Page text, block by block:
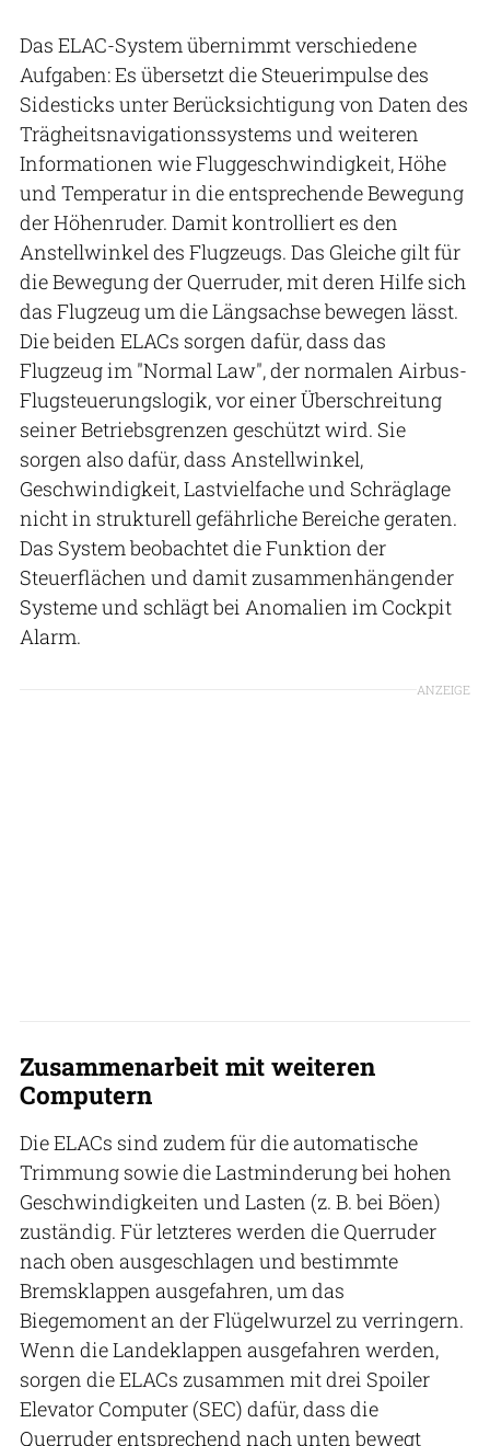
Das ELAC-System übernimmt verschiedene
Aufgaben: Es übersetzt die Steuerimpulse des
Sidesticks unter Berücksichtigung von Daten des
Trägheitsnavigationssystems und weiteren
Informationen wie Fluggeschwindigkeit, Höhe
und Temperatur in die entsprechende Bewegung
der Höhenruder. Damit kontrolliert es den
Anstellwinkel des Flugzeugs. Das Gleiche gilt für
die Bewegung der Querruder, mit deren Hilfe sich
das Flugzeug um die Längsachse bewegen lässt.
Die beiden ELACs sorgen dafür, dass das
Flugzeug im "Normal Law", der normalen Airbus-
Flugsteuerungslogik, vor einer Überschreitung
seiner Betriebsgrenzen geschützt wird. Sie
sorgen also dafür, dass Anstellwinkel,
Geschwindigkeit, Lastvielfache und Schräglage
nicht in strukturell gefährliche Bereiche geraten.
Das System beobachtet die Funktion der
Steuerflächen und damit zusammenhängender
Systeme und schlägt bei Anomalien im Cockpit
Alarm.
ANZEIGE
Zusammenarbeit mit weiteren
Computern
Die ELACs sind zudem für die automatische
Trimmung sowie die Lastminderung bei hohen
Geschwindigkeiten und Lasten (z. B. bei Böen)
zuständig. Für letzteres werden die Querruder
nach oben ausgeschlagen und bestimmte
Bremsklappen ausgefahren, um das
Biegemoment an der Flügelwurzel zu verringern.
Wenn die Landeklappen ausgefahren werden,
sorgen die ELACs zusammen mit drei Spoiler
Elevator Computer (SEC) dafür, dass die
Querruder entsprechend nach unten bewegt